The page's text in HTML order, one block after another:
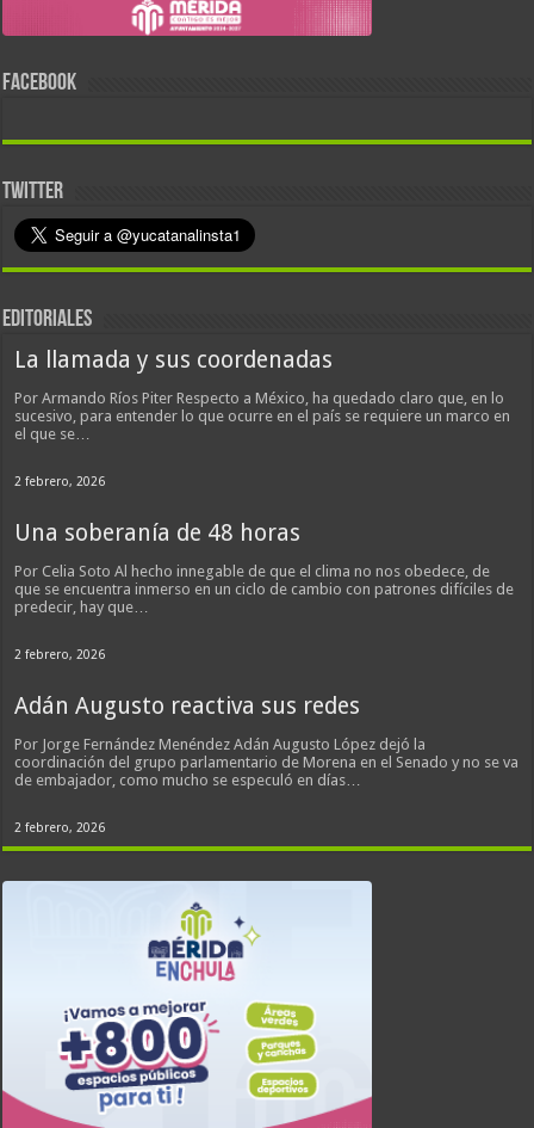
FACEBOOK
TWITTER
EDITORIALES
La llamada y sus coordenadas
Por Armando Ríos Piter Respecto a México, ha quedado claro que, en lo
sucesivo, para entender lo que ocurre en el país se requiere un marco en
el que se…
2 febrero, 2026
Una soberanía de 48 horas
Por Celia Soto Al hecho innegable de que el clima no nos obedece, de
que se encuentra inmerso en un ciclo de cambio con patrones difíciles de
predecir, hay que…
2 febrero, 2026
Adán Augusto reactiva sus redes
Por Jorge Fernández Menéndez Adán Augusto López dejó la
coordinación del grupo parlamentario de Morena en el Senado y no se va
de embajador, como mucho se especuló en días…
2 febrero, 2026